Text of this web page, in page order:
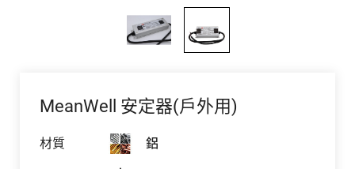
MeanWell 安定器(戶外用)
材質 鋁